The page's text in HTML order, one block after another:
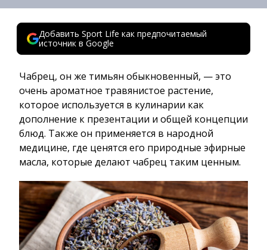
Добавить Sport Life как предпочитаемый
источник в Google
Чабрец, он же тимьян обыкновенный, — это
очень ароматное травянистое растение,
которое используется в кулинарии как
дополнение к презентации и общей концепции
блюд. Также он применяется в народной
медицине, где ценятся его природные эфирные
масла, которые делают чабрец таким ценным.